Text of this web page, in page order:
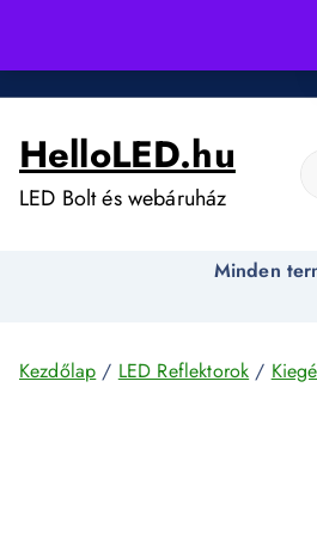
i
HelloLED.hu
LED Bolt és webáruház
Minden
Kezdőlap / LED Reflektorok /